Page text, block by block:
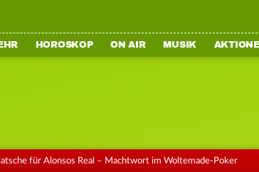
HOROSKOP ON AIR MUSIK
für Alonsos Real – Machtwort im Woltemade-Poker